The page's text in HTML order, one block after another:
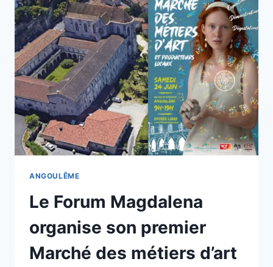
RECONVERSION
PROFESSIONNELLE
ET
À
L’ALTERNANCE
LES
21
ET
22
MARS
À
L’ECF
ANGOULÊME
Le Forum Magdalena
organise son premier
Marché des métiers d’art